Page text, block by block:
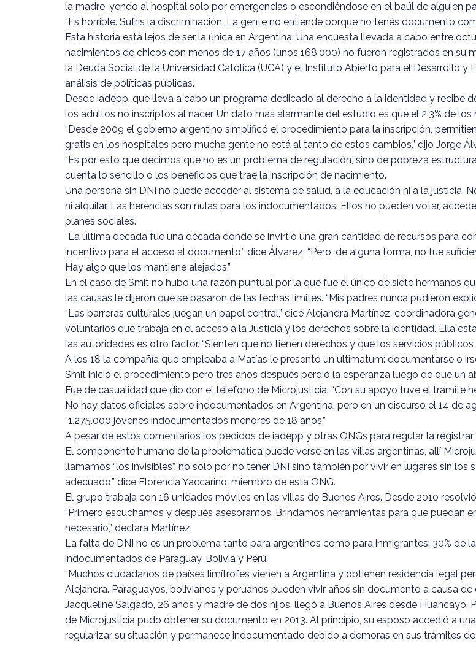
la madre, yendo al hospital solo por emergencias o escondiéndose en el baúl de alguien
“Es horrible. Sufrís la discriminación. La gente no entiende porque no tenés documento
Esta historia está lejos de ser la única en Argentina. Una encuesta llevada a cabo entre
nacimientos de chicos con menos de 17 años (unos 168.000) no fueron registrados en
la Deuda Social de la Universidad Católica (UCA) y el Instituto Abierto para el Desarrollo
análisis de políticas públicas.
Desde iadepp, que lleva a cabo un programa dedicado al derecho a la identidad y recibe
los adultos no inscriptos al nacer. Un dato más alarmante del estudio es que el 2.3% de
“Desde 2009 el gobierno argentino simplificó el procedimiento para la inscripción,
gratis en los hospitales pero mucha gente no está al tanto de estos cambios,” dijo Jorge
“Es por esto que decimos que no es un problema de regulación, sino de pobreza
cuenta lo sencillo o los beneficios que trae la inscripción de nacimiento.
Una persona sin DNI no puede acceder al sistema de salud, a la educación ni a la
ni alquilar. Las herencias son nulas para los indocumentados. Ellos no pueden votar,
planes sociales.
“La última decada fue una década donde se invirtió una gran cantidad de recursos para
incentivo para el acceso al documento,” dice Álvarez. “Pero, de alguna forma, no fue
Hay algo que los mantiene alejados.”
En el caso de Smit no hubo una razón puntual por la que fue el único de siete hermanos
las causas le dijeron que se pasaron de las fechas límites. “Mis padres nunca pudieron
“Las barreras culturales juegan un papel central,” dice Alejandra Martínez, coordinadora
voluntarios que trabaja en el acceso a la Justicia y los derechos sobre la identidad. Ella
las autoridades es otro factor. “Sienten que no tienen derechos y que los servicios públicos
A los 18 la compañía que empleaba a Matías le presentó un ultimatum: documentarse o
Smit inició el procedimiento pero tres años después perdió la esperanza luego de que un
Fue de casualidad que dio con el télefono de Microjusticia. “Con su apoyo tuve el trámite
No hay datos oficiales sobre indocumentados en Argentina, pero en un discurso el 14 de
“1.275.000 jóvenes indocumentados menores de 18 años.”
A pesar de estos comentarios los pedidos de iadepp y otras ONGs para regular la
El componente humano de la problemática puede verse en las villas argentinas, allí
llamamos “los invisibles”, no solo por no tener DNI sino también por vivir en lugares sin
adecuado,” dice Florencia Yaccarino, miembro de esta ONG.
El grupo trabaja con 16 unidades móviles en las villas de Buenos Aires. Desde 2010
“Primero escuchamos y después asesoramos. Brindamos herramientas para que puedan
necesario,” declara Martínez.
La falta de DNI no es un problema tanto para argentinos como para inmigrantes: 30% de
indocumentados de Paraguay, Bolivia y Perú.
“Muchos ciudadanos de países limítrofes vienen a Argentina y obtienen residencia legal
Alejandra. Paraguayos, bolivianos y peruanos pueden vivir años sin documento a causa de
Jacqueline Salgado, 26 años y madre de dos hijos, llegó a Buenos Aires desde
de Microjusticia pudo obtener su documento en 2013. Al principio, su esposo accedió a
regularizar su situación y permanece indocumentado debido a demoras en sus trámites